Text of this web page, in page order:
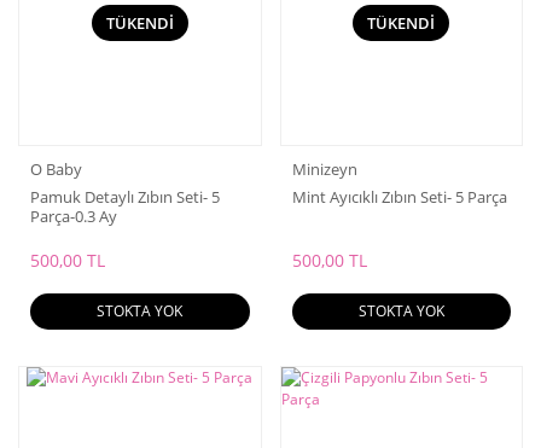
TÜKENDİ
O Baby
Pamuk Detaylı Zıbın Seti- 5
Parça-0.3 Ay
500,00 TL
STOKTA YOK
TÜKENDİ
Minizeyn
Mint Ayıcıklı Zıbın Seti- 5 Parça
500,00 TL
STOKTA YOK